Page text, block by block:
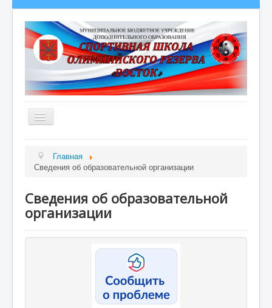
Сведения об образовательной организации
Полезная информация
Гордость школы
Главная
Сведения об образовательной организации
Сведения об образовательной
организации